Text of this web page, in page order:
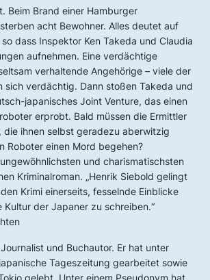
Beim Brand einer Hamburger
acht Bewohner. Alles deutet auf
dass Inspektor Ken Takeda und Claudia
aufnehmen. Eine verdächtige
verhaltende Angehörige – viele der
sich verdächtig. Dann stoßen Takeda und
japanisches Joint Venture, das einen
erprobt. Bald müssen die Ermittler
die ihnen selbst geradezu aberwitzig
Roboter einen Mord begehen?
und charismatischsten
Kriminalroman. „Henrik Siebold gelingt
Krimi einerseits, fesselnde Einblicke
Kultur der Japaner zu schreiben.“
und Buchautor. Er hat unter
Tageszeitung gearbeitet sowie
gelebt. Unter einem Pseudonym hat